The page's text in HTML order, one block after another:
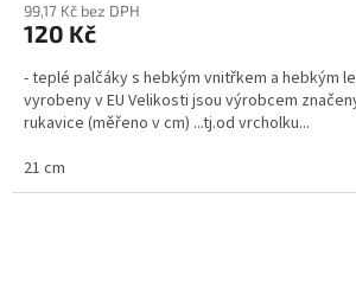
99,17 Kč bez DPH
120 Kč
- teplé palčáky s hebkým vnitřkem a hebkým
vyrobeny v EU Velikosti jsou výrobcem
rukavice (měřeno v cm) ...tj.od vrcholku...
21 cm